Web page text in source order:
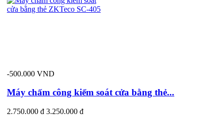
-500.000 VND
Máy chấm công kiểm soát cửa bằng thẻ...
2.750.000 đ 3.250.000 đ